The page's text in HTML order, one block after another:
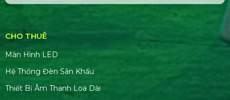
CHO THUÊ
Màn Hình LED
Hệ Thống Đèn Sân Khấu
Thiết Bị Âm Thanh Loa Dài